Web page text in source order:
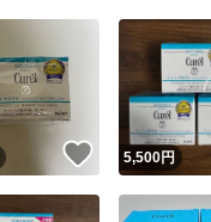
◯+ このユーザ
実績◯+ このユーザー
心発送
1商品につき1回です
いいね！
5,500円